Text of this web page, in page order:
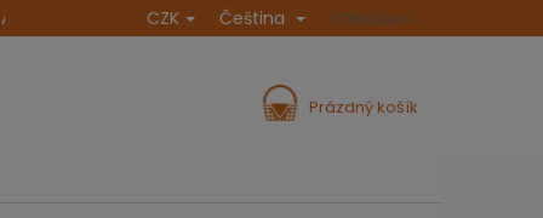
POVÍDÁNÍ A INSPIRACE DOPRAVA A PLATBA
CZK Čeština Přihlášení
NÁKUPNÍ
Prázdný košík